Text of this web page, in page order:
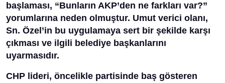
başlaması, “Bunların AKP’den ne farkları var?”
yorumlarına neden olmuştur. Umut verici olanı,
Sn. Özel’in bu uygulamaya sert bir şekilde karşı
çıkması ve ilgili belediye başkanlarını
uyarmasıdır.
CHP lideri, öncelikle partisinde baş gösteren